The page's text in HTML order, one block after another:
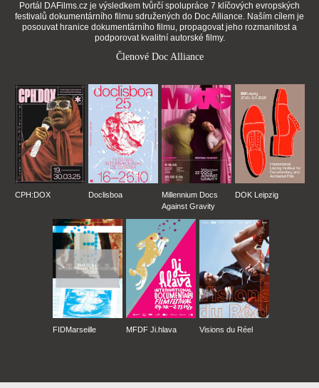
Portál DAFilms.cz je výsledkem tvůrčí spolupráce 7 klíčových evropských
festivalů dokumentárního filmu sdružených do Doc Alliance. Naším cílem je
posouvat hranice dokumentárního filmu, propagovat jeho rozmanitost a
podporovat kvalitní autorské filmy.
Členové Doc Alliance
CPH:DOX Doclisboa
Millennium Docs
Against Gravity
DOK Leipzig
FIDMarseille MFDF Ji.hlava Visions du Réel